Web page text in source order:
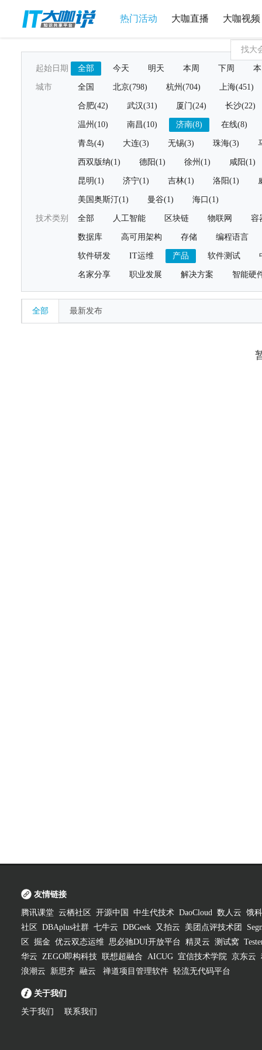
热门活动 大咖直播 大咖视频
起始日期 全部 今天 明天 本周 下周
城市 全国 北京(798) 杭州(704) 上海(451)
合肥(42) 武汉(31) 厦门(24) 长沙(22)
温州(10) 南昌(10) 济南(8) 在线(8)
青岛(4) 大连(3) 无锡(3) 珠海(3)
西双版纳(1) 德阳(1) 徐州(1) 咸阳(1)
昆明(1) 济宁(1) 吉林(1) 洛阳(1)
美国奥斯汀(1) 曼谷(1) 海口(1)
技术类别 全部 人工智能 区块链 物联网 容
数据库 高可用架构 存储 编程语言
软件研发 IT运维 产品 软件测试
名家分享 职业发展 解决方案 智能硬
全部 最新发布
友情链接
腾讯课堂 云栖社区 开源中国 中生代技术 DaoCloud 数人云 饿
社区
DBAplus社群 七牛云 DBGeek 又拍云 美团点评技术团
区
掘金 优云双态运维 思必驰DUI开放平台 精灵云 测试窝
华云 ZEGO即构科技 联想超融合 AICUG 宜信技术学院 京东云
浪潮云
新思齐 融云 禅道项目管理软件 轻流无代码平台
关于我们
关于我们 联系我们